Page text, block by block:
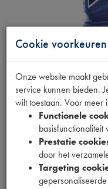
HD SUP
SAE 30
Fabrikant
MPM
Productnummer
1913111
Prijs
Cookie voorkeuren
Onze website maakt
service kunnen bieden.
wilt toestaan. Voor meer
Functionele
Prestatie
door het
Targeting